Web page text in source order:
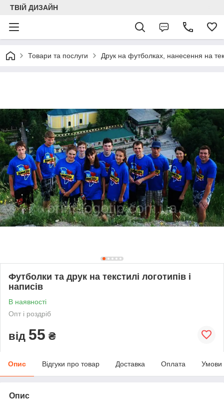
ТВІЙ ДИЗАЙН
Товари та послуги Друк на футболках, нанесення на
Футболки та друк на текстилі логотипів і
написів
В наявності
Опт і роздріб
від 55 ₴
Опис Відгуки про товар Доставка Оплата Умови
Опис